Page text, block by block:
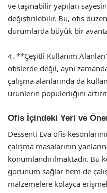
ve taşınabilir yapıları
değiştirilebilir. Bu, ofis
durumlarda büyük bir
4. **Çeşitli Kullanım
ofislerde değil, aynı
çalışma alanlarında da
ürünlerin popülerliğini
Ofis İçindeki Yeri ve
Dessenti Eva ofis
çalışma masalarının
konumlandırılmaktadır.
görünüm sağlar hem de
malzemelere kolayca